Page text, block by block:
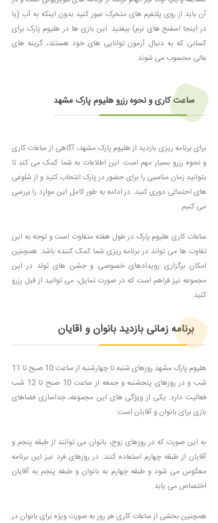
آن باید از روی پلتفرم های متحرک عبور کنید بدون اینکه به آب (یا
در اینجا اسفنج های نرم) بیفتید. این بازی ها در هلیوم پارک برای
کسانی که به دنبال آزمون توانایی های خود هستند، گزینه های
عالی محسوب می شوند.
ساعت کاری و نحوه رزرو هلیوم پارک مشهد
برای برنامه ریزی بازدید از هلیوم پارک مشهد، آگاهی از ساعات کاری
و نحوه رزرو بسیار مهم است. این اطلاعات به شما کمک می کند تا
بتوانید زمان مناسبی را برای حضور در پارک انتخاب کنید و از شلوغی
های احتمالی دوری کنید. در ادامه به طور کامل این موارد را بررسی
می کنیم.
ساعات کاری هلیوم پارک در طول هفته متفاوت است و توجه به این
تفاوت ها می تواند در برنامه ریزی شما کمک کننده باشد. همچنین
امکان برگزاری رویدادهای خصوصی و جشن های تولد در این
مجموعه نیز فراهم است که در صورت تمایل، می توانید از قبل رزرو
کنید.
برنامه زمانی بازدید بانوان و آقایان
هلیوم پارک مشهد روزهای شنبه تا چهارشنبه از ساعت 10 صبح تا 11
شب و در روزهای پنجشنبه و جمعه از ساعت 10 صبح تا 12 شب
فعالیت دارد. یکی از ویژگی های این مجموعه، جداسازی فضاهای
بازی برای بانوان و آقایان است.
به این صورت که در روزهای زوج، بانوان می توانند از طبقه پنجم و
آقایان از طبقه چهارم استفاده کنند. در روزهای فرد نیز این برنامه
معکوس می شود و طبقه چهارم به بانوان و طبقه پنجم به آقایان
اختصاص می یابد.
همچنین بخشی از ساعات کاری هر روز به صورت ویژه برای بانوان در